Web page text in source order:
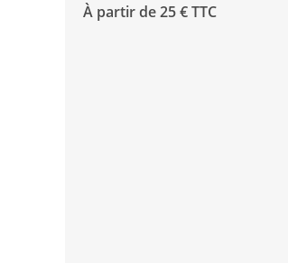
À partir de 25 € TTC